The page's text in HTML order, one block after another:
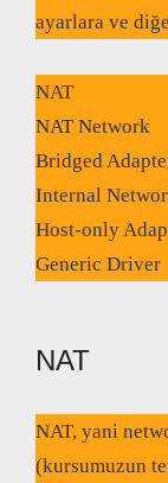
ayarlara ve
NAT
NAT Network
Bridged
Internal
Host-only
Generic Driver
NAT
NAT, yani
(kursumuzun